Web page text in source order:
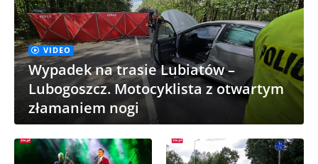
VIDEO
Wypadek na trasie Lubiatów –
Lubogoszcz. Motocyklista z otwartym
złamaniem nogi